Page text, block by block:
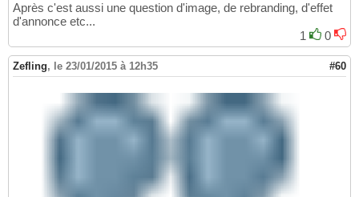
Après c'est aussi une question d'image, de rebranding, d'effet
d'annonce etc...
1
0
Zefling, le 23/01/2015 à 12h35 #60